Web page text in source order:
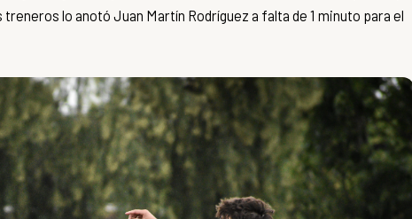
lo anotó Juan Martín Rodríguez a falta de 1 minuto para el